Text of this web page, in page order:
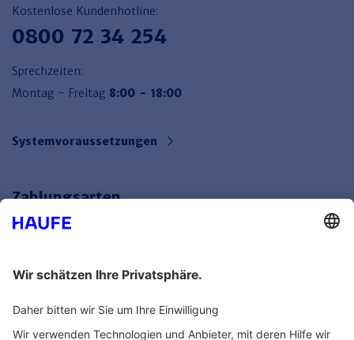
Kostenlose Kundenhotline:
0800 72 34 254
Sprechzeiten:
Montag - Freitag 8:00 - 18:00
Systemvoraussetzungen
Zahlungsarten